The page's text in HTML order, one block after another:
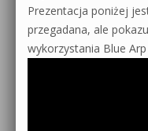
Prezentacja poniżej
przegadana, ale
wykorzystania Blue